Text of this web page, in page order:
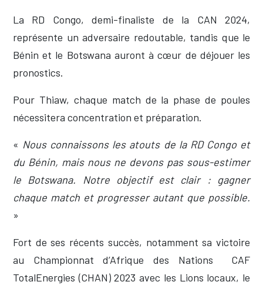
La RD Congo, demi-finaliste de la CAN 2024,
représente un adversaire redoutable, tandis que le
Bénin et le Botswana auront à cœur de déjouer les
pronostics.
Pour Thiaw, chaque match de la phase de poules
nécessitera concentration et préparation.
« Nous connaissons les atouts de la RD Congo et
du Bénin, mais nous ne devons pas sous-estimer
le Botswana. Notre objectif est clair : gagner
chaque match et progresser autant que possible.
»
Fort de ses récents succès, notamment sa victoire
au Championnat d’Afrique des Nations CAF
TotalEnergies (CHAN) 2023 avec les Lions locaux, le